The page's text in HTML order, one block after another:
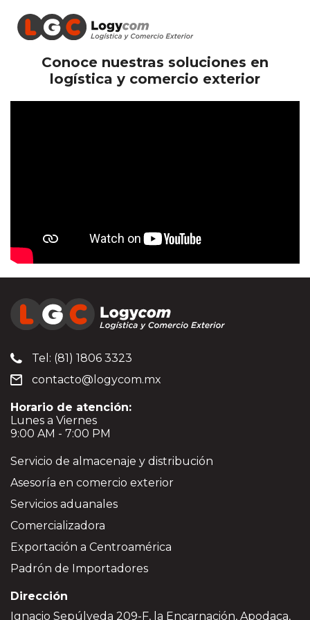
Conoce nuestras soluciones en
logística y comercio exterior
Tel: (81) 1806 3323
contacto@logycom.mx
Horario de atención:
Lunes a Viernes
9:00 AM - 7:00 PM
Servicio de almacenaje y distribución
Asesoría en comercio exterior
Servicios aduanales
Comercializadora
Exportación a Centroamérica
Padrón de Importadores
Dirección
Ignacio Sepúlveda 209-F, la Encarnación, Apodaca,